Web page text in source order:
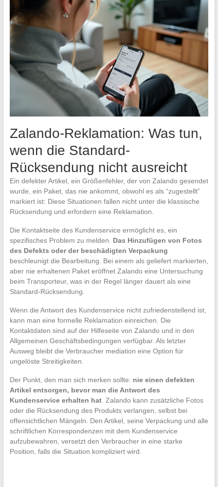
Zalando-Reklamation: Was tun,
wenn die Standard-
Rücksendung nicht ausreicht
Ein defekter Artikel, ein Größenfehler, der von Zalando gesendet
wurde, ein Paket, das nie ankommt, obwohl es als “zugestellt”
markiert ist: Diese Situationen fallen nicht unter die klassische
Rücksendung und erfordern eine Reklamation.
Die Kontaktseite des Kundenservice ermöglicht es, ein
spezifisches Problem zu melden. Das Hinzufügen von Fotos
des Defekts oder der beschädigten Verpackung
beschleunigt die Bearbeitung. Bei einem als geliefert markierten,
aber nie erhaltenen Paket eröffnet Zalando eine Untersuchung
beim Transporteur, was in der Regel länger dauert als eine
Standard-Rücksendung.
Wenn die Antwort des Kundenservice nicht zufriedenstellend ist,
kann man eine formelle Reklamation einreichen. Die
Kontaktdaten sind auf der Hilfeseite von Zalando und in den
Allgemeinen Geschäftsbedingungen verfügbar. Als letzter
Ausweg bleibt die Verbraucher mediation eine Option für
ungelöste Streitigkeiten.
Der Punkt, den man sich merken sollte: nie einen defekten
Artikel entsorgen, bevor man die Antwort des
Kundenservice erhalten hat. Zalando kann zusätzliche Fotos
oder die Rücksendung des Produkts verlangen, selbst bei
offensichtlichen Mängeln. Den Artikel, seine Verpackung und alle
schriftlichen Korrespondenzen mit dem Kundenservice
aufzubewahren, versetzt den Verbraucher in eine starke
Position, falls die Situation kompliziert wird.